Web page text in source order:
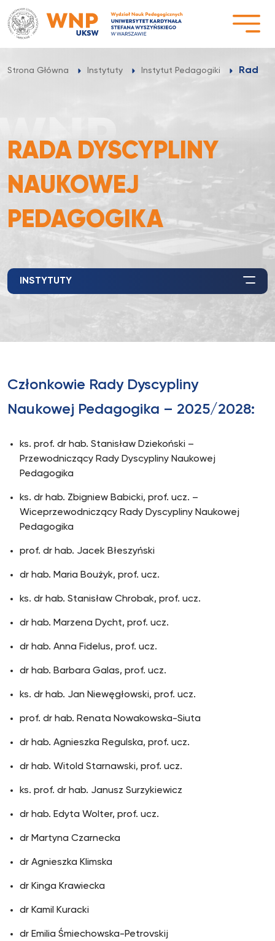
Przejdź
do
treści
Strona Główna Instytuty Instytut Pedagogiki Rada
RADA DYSCYPLINY
NAUKOWEJ
PEDAGOGIKA
INSTYTUTY
Członkowie Rady Dyscypliny
Naukowej Pedagogika – 2025/2028:
ks. prof. dr hab. Stanisław Dziekoński –
Przewodniczący Rady Dyscypliny Naukowej
Pedagogika
ks. dr hab. Zbigniew Babicki, prof. ucz. –
Wiceprzewodniczący Rady Dyscypliny Naukowej
Pedagogika
prof. dr hab. Jacek Błeszyński
dr hab. Maria Boużyk, prof. ucz.
ks. dr hab. Stanisław Chrobak, prof. ucz.
dr hab. Marzena Dycht, prof. ucz.
dr hab. Anna Fidelus, prof. ucz.
dr hab. Barbara Galas, prof. ucz.
ks. dr hab. Jan Niewęgłowski, prof. ucz.
prof. dr hab. Renata Nowakowska-Siuta
dr hab. Agnieszka Regulska, prof. ucz.
dr hab. Witold Starnawski, prof. ucz.
ks. prof. dr hab. Janusz Surzykiewicz
dr hab. Edyta Wolter, prof. ucz.
dr Martyna Czarnecka
dr Agnieszka Klimska
dr Kinga Krawiecka
dr Kamil Kuracki
dr Emilia Śmiechowska-Petrovskij